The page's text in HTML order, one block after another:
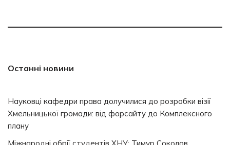
Останні новини
Науковці кафедри права долучилися до розробки візії
Хмельницької громади: від форсайту до Комплексного
плану